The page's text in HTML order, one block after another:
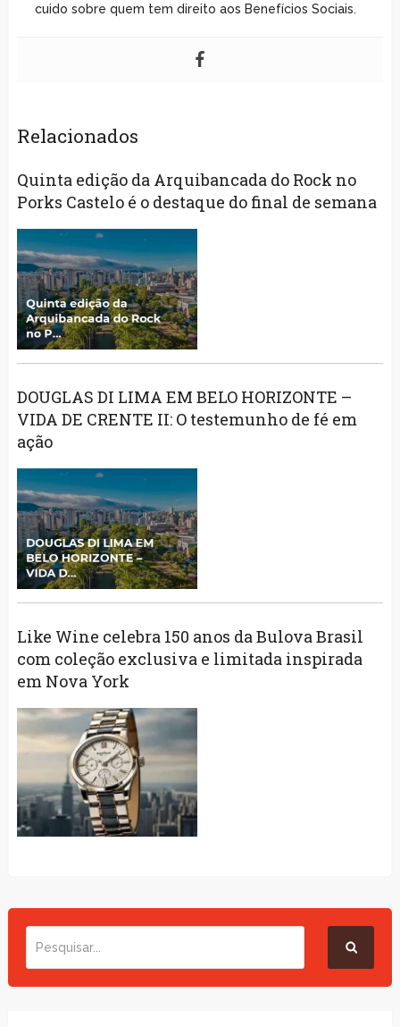
cuido sobre quem tem direito aos Benefícios Sociais.
Relacionados
Quinta edição da Arquibancada do Rock no
Porks Castelo é o destaque do final de semana
DOUGLAS DI LIMA EM BELO HORIZONTE –
VIDA DE CRENTE II: O testemunho de fé em
ação
Like Wine celebra 150 anos da Bulova Brasil
com coleção exclusiva e limitada inspirada
em Nova York